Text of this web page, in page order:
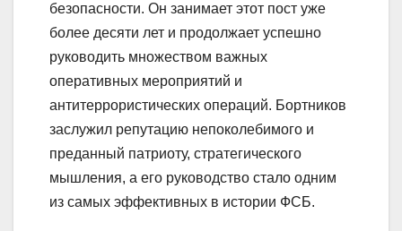
безопасности. Он занимает этот пост уже
более десяти лет и продолжает успешно
руководить множеством важных
оперативных мероприятий и
антитеррористических операций. Бортников
заслужил репутацию непоколебимого и
преданный патриоту, стратегического
мышления, а его руководство стало одним
из самых эффективных в истории ФСБ.